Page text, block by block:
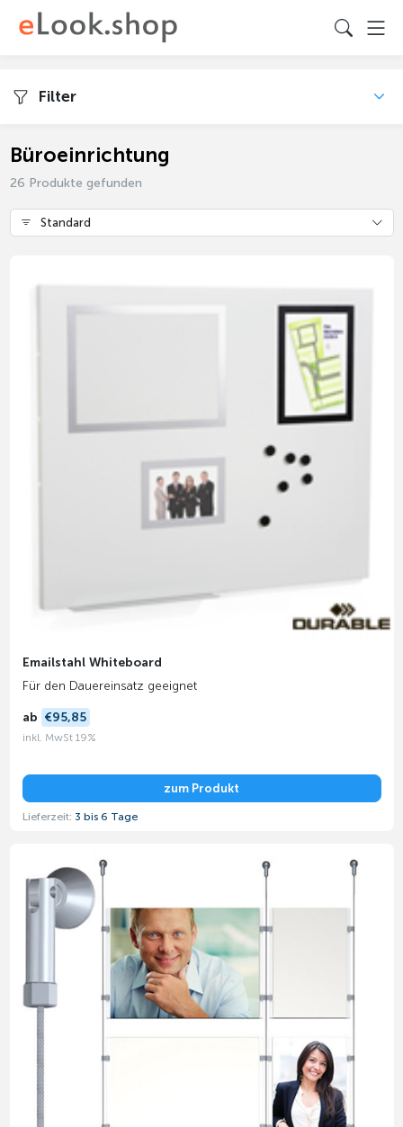
Filter
Büroeinrichtung
26 Produkte gefunden
Standard
Emailstahl Whiteboard
Für den Dauereinsatz geeignet
ab €95,85
inkl. MwSt 19%
zum Produkt
Lieferzeit: 3 bis 6 Tage